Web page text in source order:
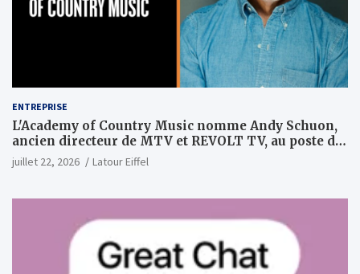
ENTREPRISE
L'Academy of Country Music nomme Andy Schuon,
ancien directeur de MTV et REVOLT TV, au poste de
PDG
juillet 22, 2026 Latour Eiffel